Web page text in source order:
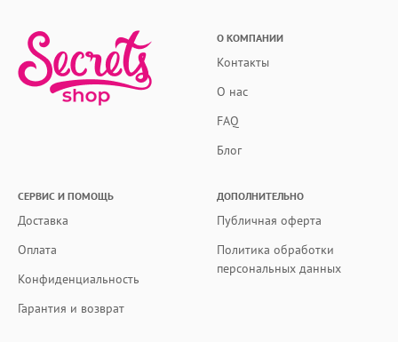
О КОМПАНИИ
Контакты
О нас
FAQ
Блог
СЕРВИС И ПОМОЩЬ
Доставка
Оплата
Конфиденциальность
Гарантия и возврат
ДОПОЛНИТЕЛЬНО
Публичная оферта
Политика обработки
персональных данных